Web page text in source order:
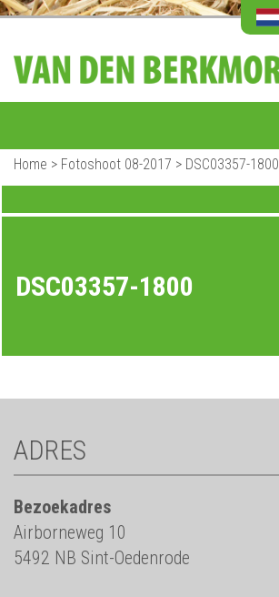
Home > Fotoshoot 08-2017 > DSC03357-1800
DSC03357-1800
ADRES
Bezoekadres
Airborneweg 10
5492 NB Sint-Oedenrode